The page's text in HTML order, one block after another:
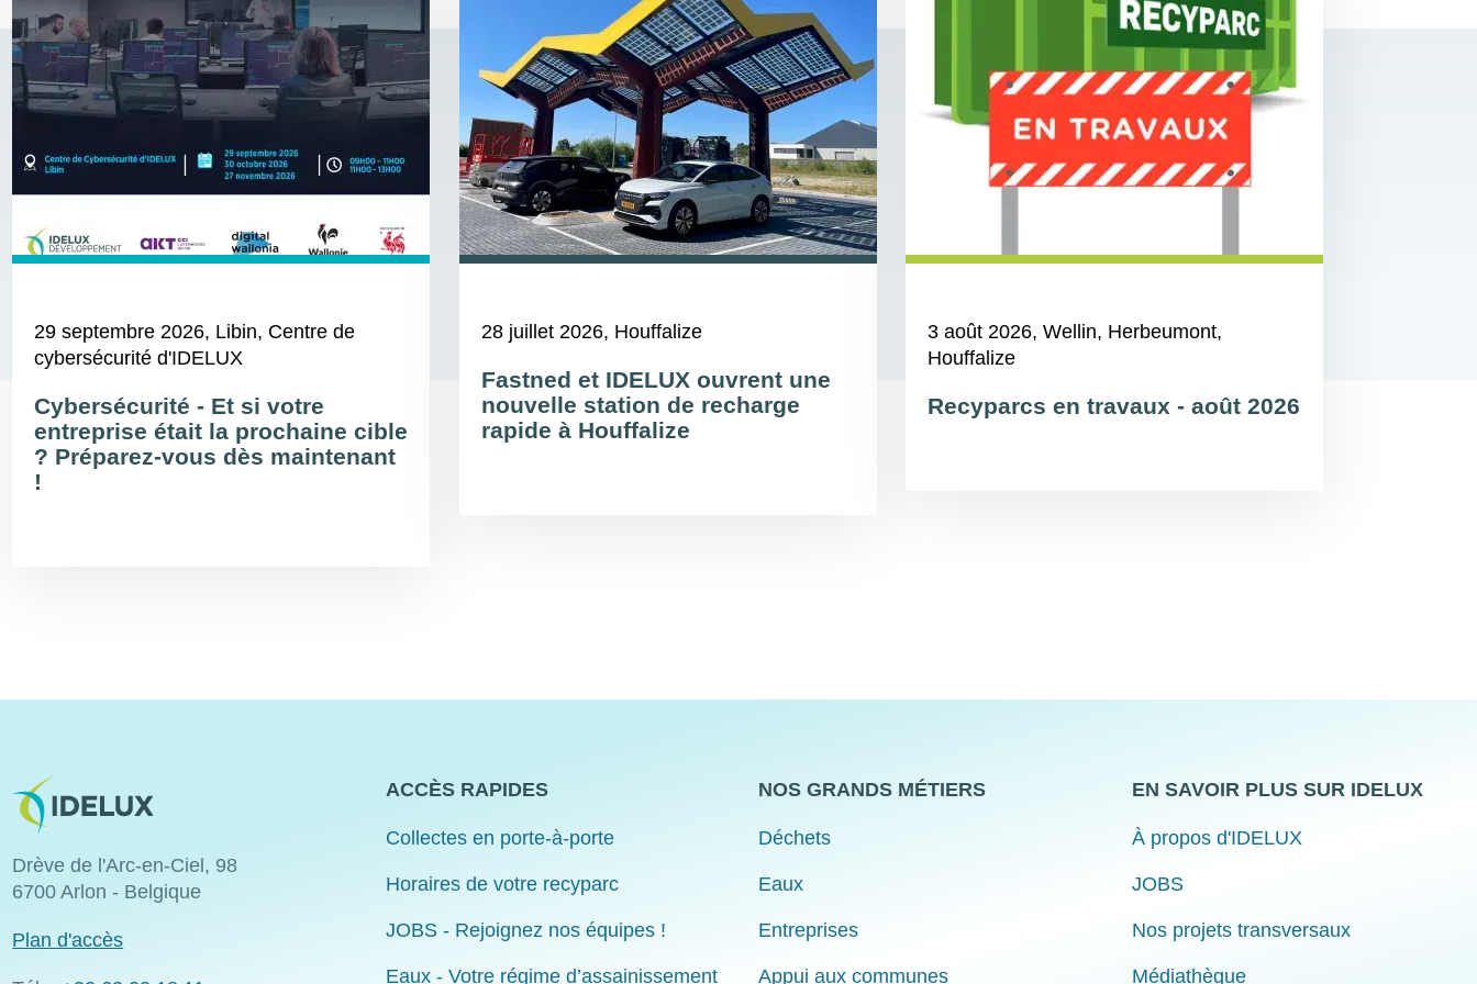
29 septembre 2026, Libin, Centre de
cybersécurité d'IDELUX
Cybersécurité - Et si votre
entreprise était la prochaine cible
? Préparez-vous dès maintenant
!
28 juillet 2026, Houffalize
Fastned et IDELUX ouvrent une
nouvelle station de recharge
rapide à Houffalize
3 août 2026, Wellin, Herbeumont,
Houffalize
Recyparcs en travaux - août 2026
Image
Drève de l'Arc-en-Ciel, 98
6700 Arlon - Belgique
Plan d'accès
ACCÈS RAPIDES
Collectes en porte-à-porte
Horaires de votre recyparc
JOBS - Rejoignez nos équipes !
Eaux - Votre régime d’assainissement
NOS GRANDS MÉTIERS
Déchets
Eaux
Entreprises
Appui aux communes
EN SAVOIR PLUS SUR IDELUX
À propos d'IDELUX
JOBS
Nos projets transversaux
Médiathèque